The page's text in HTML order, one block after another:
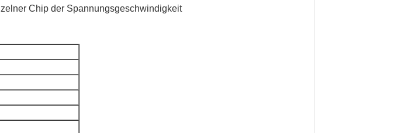
Chip der Spannungsgeschwindigkeit